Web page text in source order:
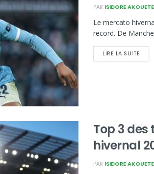
PAR ISIDORE AKOUETE
Le mercato
record. De
LIRE LA SUITE
Top 3
hivernal
PAR ISIDORE AKOUETE